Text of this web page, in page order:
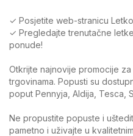
✓ Posjetite web-stranicu
✓ Pregledajte trenutačne
ponude!
Otkrijte najnovije promocije
trgovinama. Popusti su
poput Pennyja, Aldija, Tesca,
Ne propustite popuste i
pametno i uživajte u